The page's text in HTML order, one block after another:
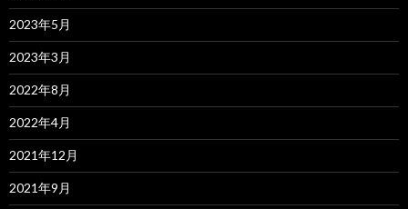
2023年5月
2023年3月
2022年8月
2022年4月
2021年12月
2021年9月